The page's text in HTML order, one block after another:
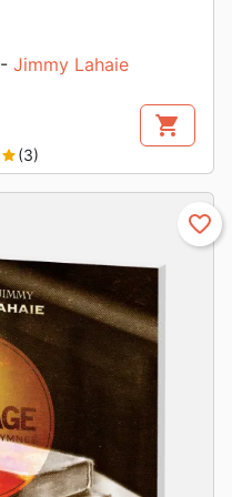
- Jimmy Lahaie
shopping_cart
star(3)
favorite_border